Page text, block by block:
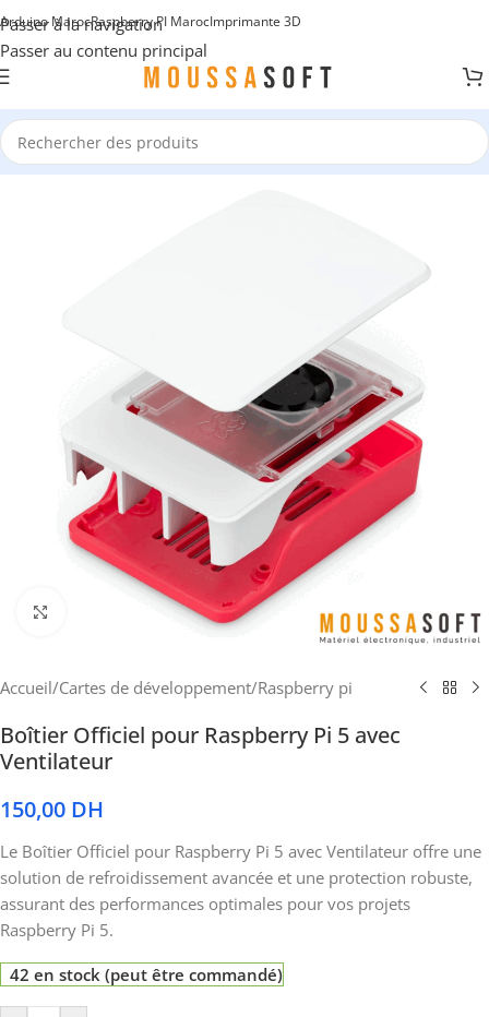
Passer à la navigation
Passer au contenu principal
Arduino MarocRaspberry PI MarocImprimante 3D
Cliquez pour agrandir
Accueil/Cartes de développement/Raspberry pi
Boîtier Officiel pour Raspberry Pi 5 avec
Ventilateur
150,00 DH
Le Boîtier Officiel pour Raspberry Pi 5 avec Ventilateur offre une
solution de refroidissement avancée et une protection robuste,
assurant des performances optimales pour vos projets
Raspberry Pi 5.
42 en stock (peut être commandé)